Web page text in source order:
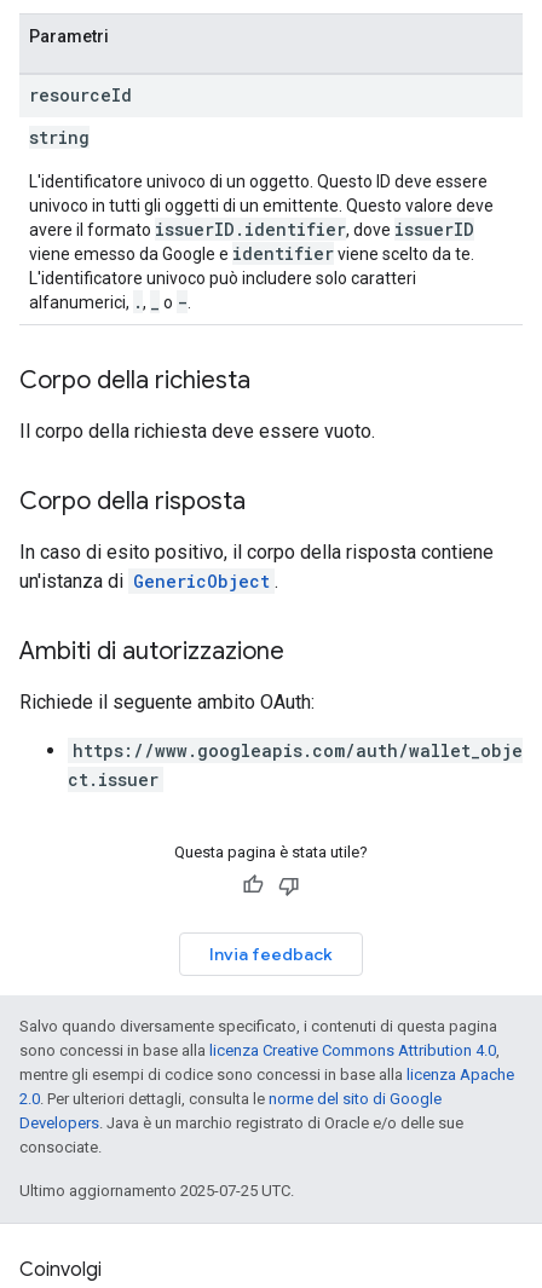
Parametri
resourceId
string
L'identificatore univoco di un oggetto. Questo ID deve essere
univoco in tutti gli oggetti di un emittente. Questo valore deve
avere il formato issuerID.identifier, dove issuerID
viene emesso da Google e identifierviene scelto da te.
L'identificatore univoco può includere solo caratteri
alfanumerici, ., o -
Corpo della richiesta
Il corpo della richiesta deve essere vuoto.
Corpo della risposta
In caso di esito positivo, il corpo della risposta contiene
un'istanza di GenericObject .
Ambiti di autorizzazione
Richiede il seguente ambito OAuth:
https://www.googleapis.com/auth/wallet_obje
ct.issuer
Questa pagina è stata utile?
Invia feedback
Salvo quando diversamente specificato, i contenuti di questa pagina
sono concessi in base alla licenza Creative Commons Attribution 4.0,
mentre gli esempi di codice sono concessi in base alla licenza Apache
2.0. Per ulteriori dettagli, consulta le norme del sito di Google
Developers. Java è un marchio registrato di Oracle e/o delle sue
consociate.
Ultimo aggiornamento 2025-07-25 UTC.
Coinvolgi